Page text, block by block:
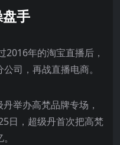
手
年的淘宝直播后，
司，再战直播电商。
举办高梵品牌专场，
日，超级丹首次把高梵